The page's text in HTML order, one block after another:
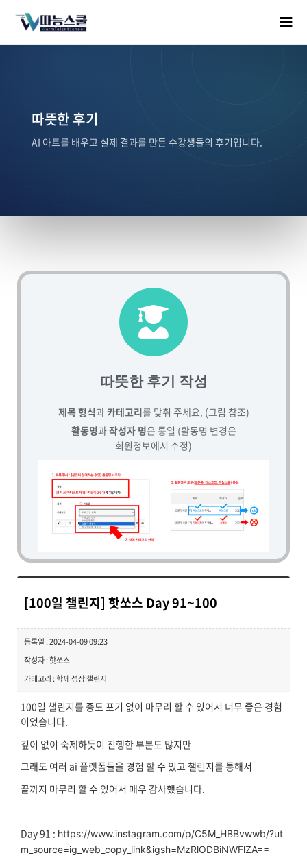
따뜻한 후기
AI 아트를 배우고 실제 결과를 만든 수강생들의 후기입니다.
따뜻한 후기 작성
제목 형식과카테고리를 맞춰 주세요. (그림 참조)
활동명과작성자 명은 통일 (활동명 변경은
회원정보에서 수정)
[100일 챌린지] 핫쏘스 Day 91~100
등록일 : 2024-04-09 09:23
작성자 : 핫쏘스
카테고리 : 함께 성장 챌린지
100일 챌린지를 중도 포기 없이 마무리 할 수 있어서 너무 좋은 경험
이었습니다.
깊이 없이 숙제하듯이 진행한 부분도 많지만
그래도 여러 ai 플랫폼들을 경험 할 수 있고 챌린지를 통해서
끝까지 마무리 할 수 있어서 매우 감사했습니다.
Day 91 : https://www.instagram.com/p/C5M_HBBvwwb/?ut
m_source=ig_web_copy_link&igsh=MzRlODBiNWFlZA==